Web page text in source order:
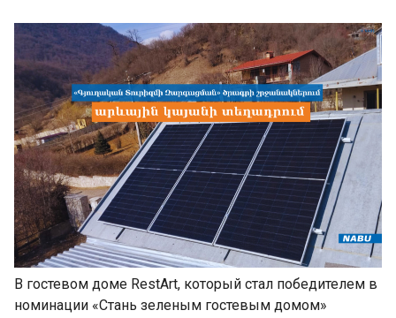
В гостевом доме RestArt, который стал победителем в
номинации «Стань зеленым гостевым домом»